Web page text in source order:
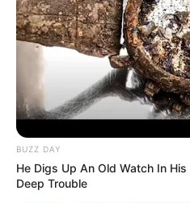
BUZZ DAY
He Digs Up An Old Watch In
Deep Trouble